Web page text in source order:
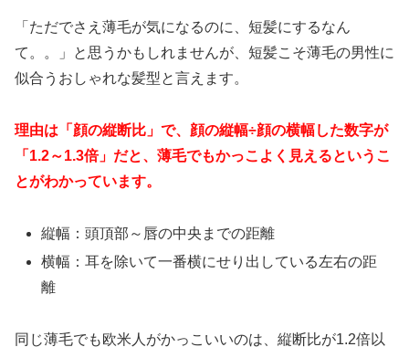
「ただでさえ薄毛が気になるのに、短髪にするなん
て。。」と思うかもしれませんが、短髪こそ薄毛の男性に
似合うおしゃれな髪型と言えます。
理由は「顔の縦断比」で、顔の縦幅÷顔の横幅した数字が
「1.2～1.3倍」だと、薄毛でもかっこよく見えるというこ
とがわかっています。
縦幅：頭頂部～唇の中央までの距離
横幅：耳を除いて一番横にせり出している左右の距
離
同じ薄毛でも欧米人がかっこいいのは、縦断比が1.2倍以